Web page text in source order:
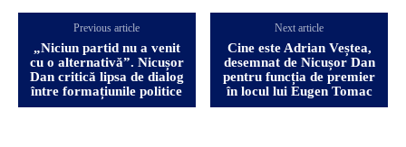
Previous article
„Niciun partid nu a venit
cu o alternativă”. Nicușor
Dan critică lipsa de dialog
între formațiunile politice
Next article
Cine este Adrian Veștea,
desemnat de Nicușor Dan
pentru funcția de premier
în locul lui Eugen Tomac